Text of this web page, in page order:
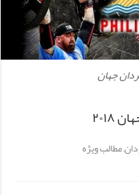
جهان
,مطالب ویژه